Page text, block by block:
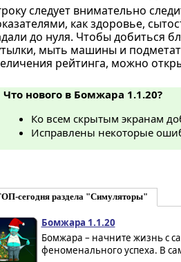
следует внимательно
как здоровье,
до нуля. Чтобы добиться
мыть машины и
рейтинга, можно
Что нового в Бомжара 1.1.20?
Ко всем скрытым экранам
Исправлены некоторые
сегодня раздела "Симуляторы"
Бомжара 1.1.20
Бомжара – начните жизнь с
феноменального успеха. В